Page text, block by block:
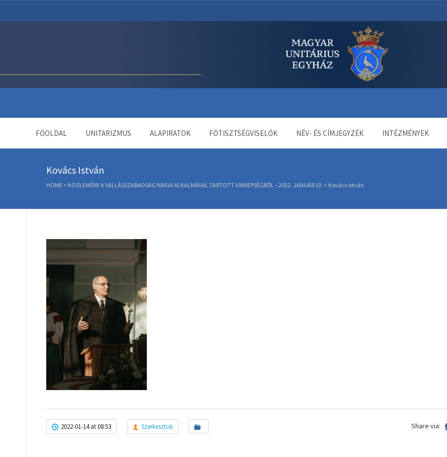
FŐOLDAL UNITARIZMUS ALAPIRATOK FŐTISZTSÉGVISELŐK NÉV- ÉS CÍMJEGYZÉK INTÉZMÉNYEK
Kovács István
HOME > KÖZLEMÉNY A VALLÁSSZABADSÁG NAPJA ALKALMÁVAL TARTOTT ÜNNEPSÉGRŐL – 2022. JANUÁR 13. > Kovács István
2022-01-14 at 08:53 Szerkesztok Share via: